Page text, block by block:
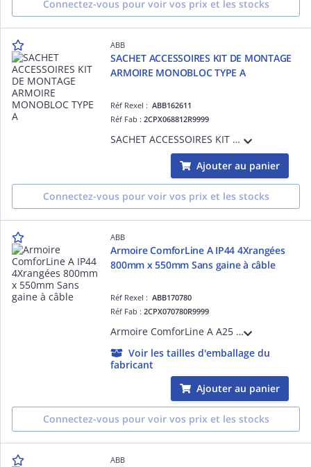
Connectez-vous pour voir vos prix et les stocks
ABB
SACHET ACCESSOIRES KIT DE MONTAGE
ARMOIRE MONOBLOC TYPE A
Réf Rexel :ABB162611
Réf Fab :2CPX068812R9999
SACHET ACCESSOIRES KIT DE MONTAGE ARMOIRE MONOBLOC TYPE A
Ajouter au panier
Connectez-vous pour voir vos prix et les stocks
ABB
Armoire ComforLine A IP44 4Xrangées
800mm x 550mm Sans gaine à câble
Réf Rexel :ABB170780
Réf Fab :2CPX070780R9999
Armoire ComforLine A A25 - sans gaine à câble-dimensions en mm (HxLxP)= 800x550x215 4R - 50 Module+2rangé à equiper - Classe de protection IP44 (avec porte) IP30, sans porte IK07 pour le châssis - Matériau en tôle d'acier en poudre RAL 9016
Voir les tailles d'emballage du
fabricant
Ajouter au panier
Connectez-vous pour voir vos prix et les stocks
ABB